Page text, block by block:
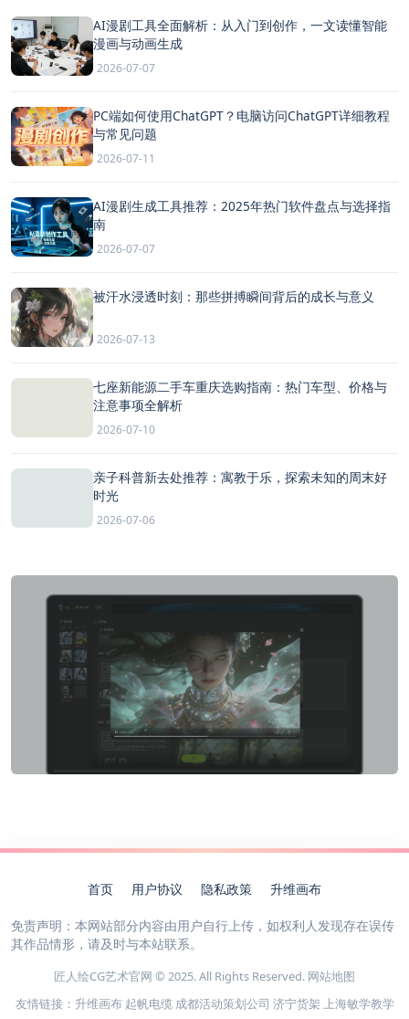
AI漫剧工具全面解析：从入门到创作，一文读懂智能
漫画与动画生成
2026-07-07
PC端如何使用ChatGPT？电脑访问ChatGPT详细教程
与常见问题
2026-07-11
AI漫剧生成工具推荐：2025年热门软件盘点与选择指
南
2026-07-07
被汗水浸透时刻：那些拼搏瞬间背后的成长与意义
2026-07-13
七座新能源二手车重庆选购指南：热门车型、价格与
注意事项全解析
2026-07-10
亲子科普新去处推荐：寓教于乐，探索未知的周末好
时光
2026-07-06
首页 用户协议 隐私政策 升维画布
免责声明：本网站部分内容由用户自行上传，如权利人发现存在误传
其作品情形，请及时与本站联系。
匠人绘CG艺术官网 © 2025. All Rights Reserved. 网站地图
友情链接： 升维画布 起帆电缆 成都活动策划公司 济宁货架 上海敏学教学